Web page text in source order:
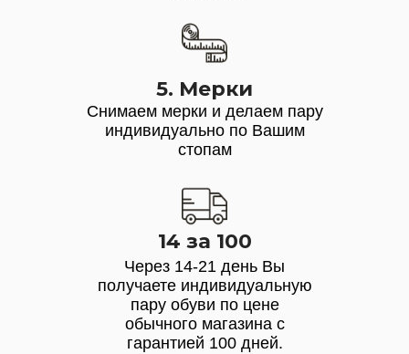
5. Мерки
Снимаем мерки и делаем пару
индивидуально по Вашим
стопам
14 за 100
Через 14-21 день Вы
получаете индивидуальную
пару обуви по цене
обычного магазина с
гарантией 100 дней.